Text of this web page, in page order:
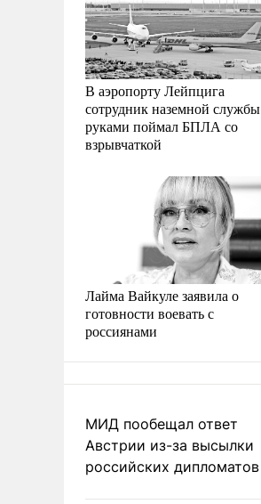
В аэропорту Лейпцига
сотрудник наземной службы
руками поймал БПЛА со
взрывчаткой
Лайма Вайкуле заявила о
готовности воевать с
россиянами
МИД пообещал ответ
Австрии из-за высылки
российских дипломатов